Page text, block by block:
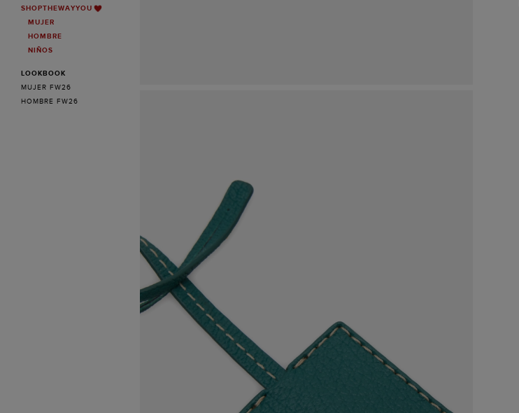
SHOPTHEWAYYOU
MUJER
HOMBRE
NIÑOS
LOOKBOOK
MUJER FW26
HOMBRE FW26